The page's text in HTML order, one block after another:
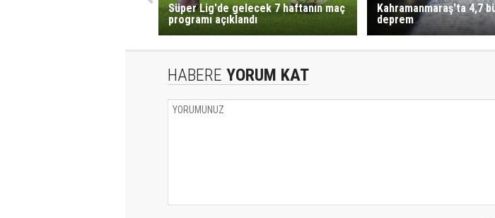
Süper Lig'de gelecek 7 haftanın maç
programı açıklandı
Kahramanmaraş'ta 4,7
deprem
HABERE YORUM KAT